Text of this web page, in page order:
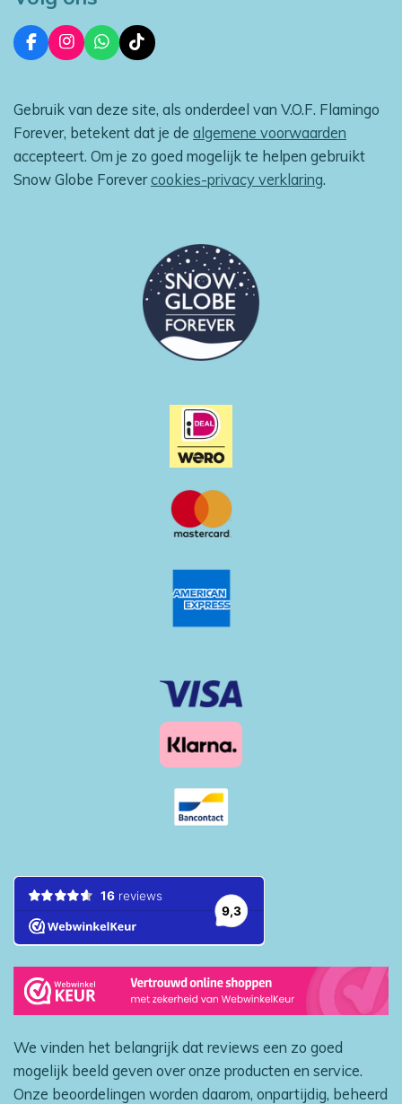
F
a
b
o
k
I
n
a
g
r
a
m
W
h
s
A
p
T
i
o
k
Gebruik van deze site, als onderdeel van V.O.F. Flamingo
Forever, betekent dat je de algemene voorwaarden
accepteert. Om je zo goed mogelijk te helpen gebruikt
Snow Globe Forevercookies-privacy verklaring.
We vinden het belangrijk dat reviews een zo goed
mogelijk beeld geven over onze producten en service.
Onze beoordelingen worden daarom, onpartijdig, beheerd